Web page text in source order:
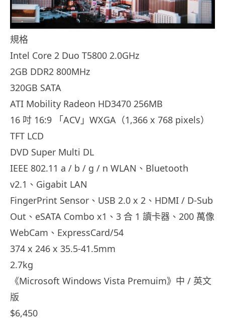
規格
Intel Core 2 Duo T5800 2.0GHz
2GB DDR2 800MHz
320GB SATA
ATI Mobility Radeon HD3470 256MB
16 吋 16:9 「ACV」WXGA（1,366 x 768 pixels）
TFT LCD
DVD Super Multi DL
IEEE 802.11 a / b / g / n WLAN、Bluetooth
v2.1、Gigabit LAN
FingerPrint Sensor、USB 2.0 x 2、HDMI / D-Sub
Out、eSATA Combo x1、3 合 1 讀卡器、200 萬像
WebCam、ExpressCard/54
374 x 246 x 35.5-41.5mm
2.7kg
《Microsoft Windows Vista Premuim》中 / 英文
版
$6,450